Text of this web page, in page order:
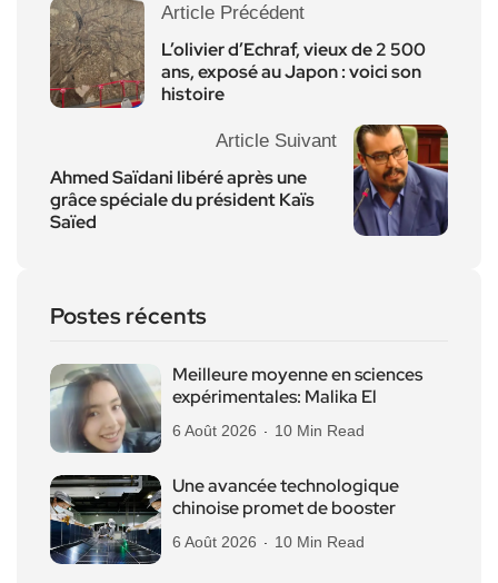
Article Précédent
L’olivier d’Echraf, vieux de 2 500
ans, exposé au Japon : voici son
histoire
Article Suivant
Ahmed Saïdani libéré après une
grâce spéciale du président Kaïs
Saïed
Postes récents
Meilleure moyenne en sciences
expérimentales: Malika El
6 Août 2026 10 Min Read
Une avancée technologique
chinoise promet de booster
6 Août 2026 10 Min Read